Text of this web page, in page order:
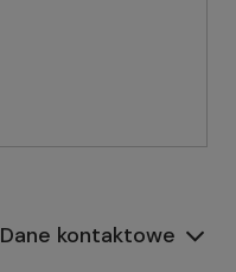
Dane kontaktowe